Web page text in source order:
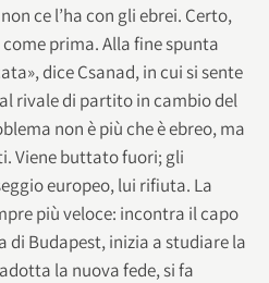
ce l’ha con gli ebrei. Certo,
prima. Alla fine spunta
dice Csanad, in cui si sente
rivale di partito in cambio del
non è più che è ebreo, ma
Viene buttato fuori; gli
europeo, lui rifiuta. La
più veloce: incontra il capo
di Budapest, inizia a studiare la
la nuova fede, si fa